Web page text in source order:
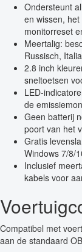
Ondersteunt
en wissen,
monitorreset
Meertalig:
Russisch,
2.8 inch
sneltoetsen
LED-
de
Geen batterij
poort van het
Gratis
Windows 7/8/
Inclusief
kabels voor
Compatibel met
aan de standaard